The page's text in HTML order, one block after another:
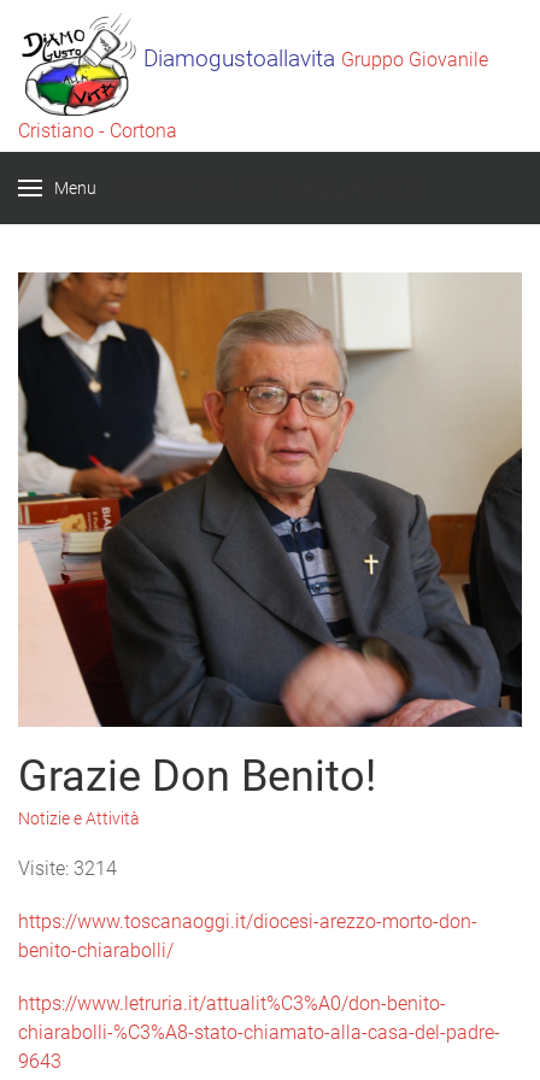
Diamogustoallavita Gruppo Giovanile
Cristiano - Cortona
Menu
Grazie Don Benito!
Notizie e Attività
Visite: 3214
https://www.toscanaoggi.it/diocesi-arezzo-morto-don-
benito-chiarabolli/
https://www.letruria.it/attualit%C3%A0/don-benito-
chiarabolli-%C3%A8-stato-chiamato-alla-casa-del-padre-
9643